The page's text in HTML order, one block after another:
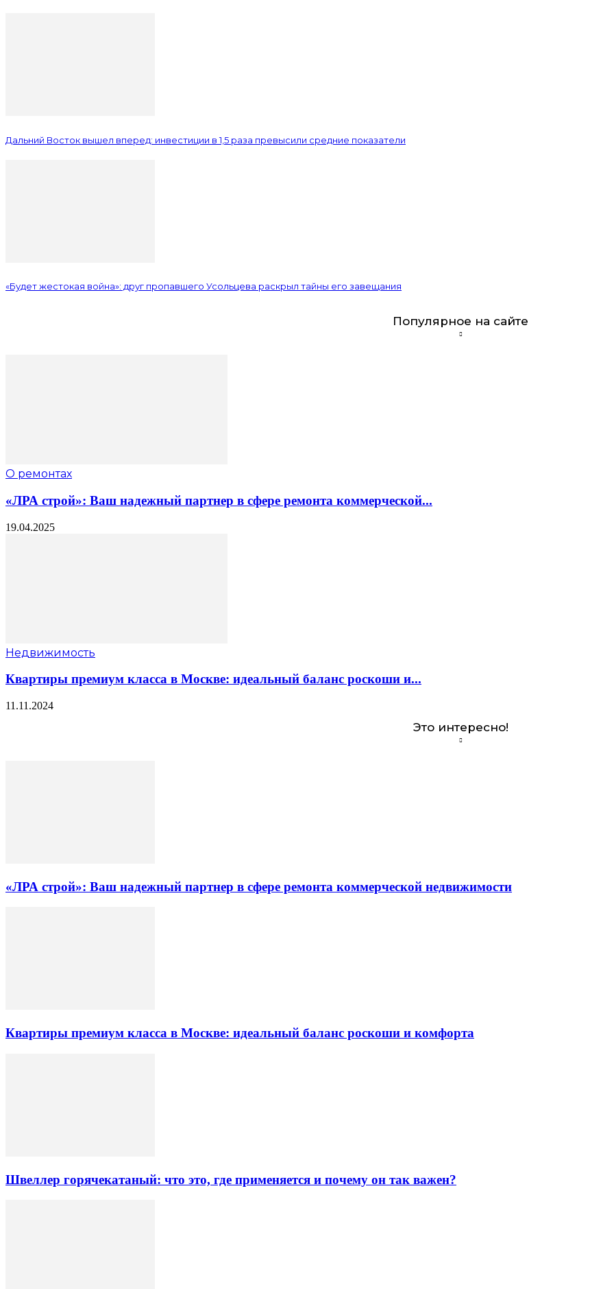
Дальний Восток вышел вперед: инвестиции в 1,5 раза превысили средние показатели
«Будет жестокая война»: друг пропавшего Усольцева раскрыл тайны его завещания
Популярное на сайте
О ремонтах
«ЛРА строй»: Ваш надежный партнер в сфере ремонта коммерческой...
19.04.2025
Недвижимость
Квартиры премиум класса в Москве: идеальный баланс роскоши и...
11.11.2024
Это интересно!
«ЛРА строй»: Ваш надежный партнер в сфере ремонта коммерческой недвижимости
Квартиры премиум класса в Москве: идеальный баланс роскоши и комфорта
Швеллер горячекатаный: что это, где применяется и почему он так важен?